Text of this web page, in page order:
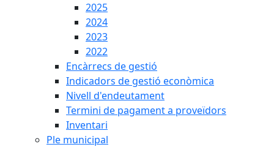
2025
2024
2023
2022
Encàrrecs de gestió
Indicadors de gestió econòmica
Nivell d'endeutament
Termini de pagament a proveïdors
Inventari
Ple municipal